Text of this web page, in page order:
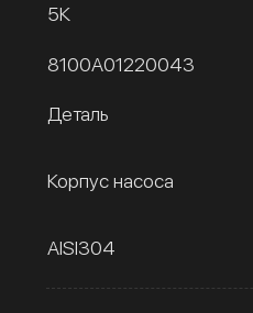
5К
8100A01220043
Деталь
Корпус насоса
AISI304